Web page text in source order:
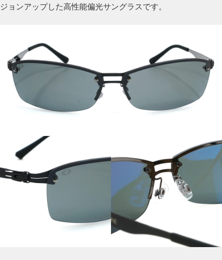
ジョンアップした高性能偏光サングラスです。